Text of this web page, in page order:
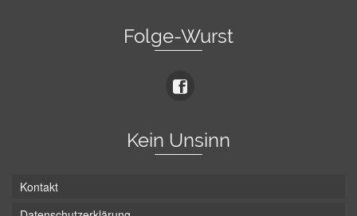
Folge-Wurst
Kein Unsinn
Kontakt